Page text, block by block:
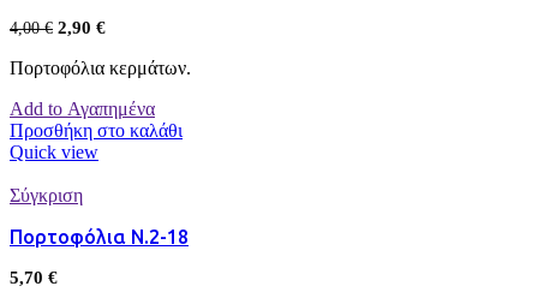
4,00€ 2,90 €
Πορτοφόλια κερμάτων.
Add to Αγαπημένα
Προσθήκη στο καλάθι
Quick view
Σύγκριση
Πορτοφόλια Ν.2-18
5,70 €